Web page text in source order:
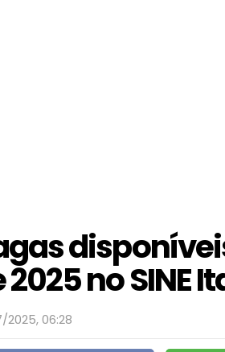
2025 no SINE
2025, 06:28